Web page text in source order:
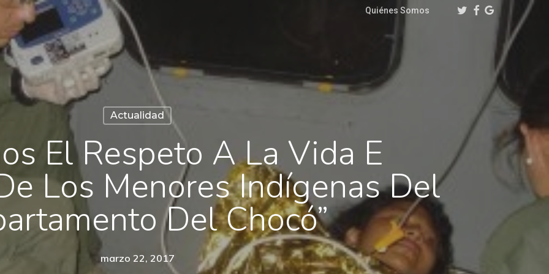
Quiénes Somos TwitterFacebook
Google-
Plus
Actualidad
El Respeto A La Vida E
Los Menores Indígenas Del
Del Chocó”
marzo 22, 2017